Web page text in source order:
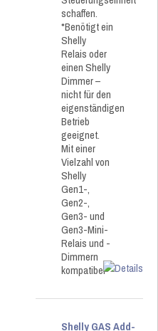
schaffen.
*Benötigt ein
Shelly
Relais oder
einen Shelly
Dimmer –
nicht für den
eigenständigen
Betrieb
geeignet.
Mit einer
Vielzahl von
Shelly
Gen1-,
Gen2-,
Gen3- und
Gen3-Mini-
Relais und -
Dimmern
kompatibel
Shelly GAS Add-